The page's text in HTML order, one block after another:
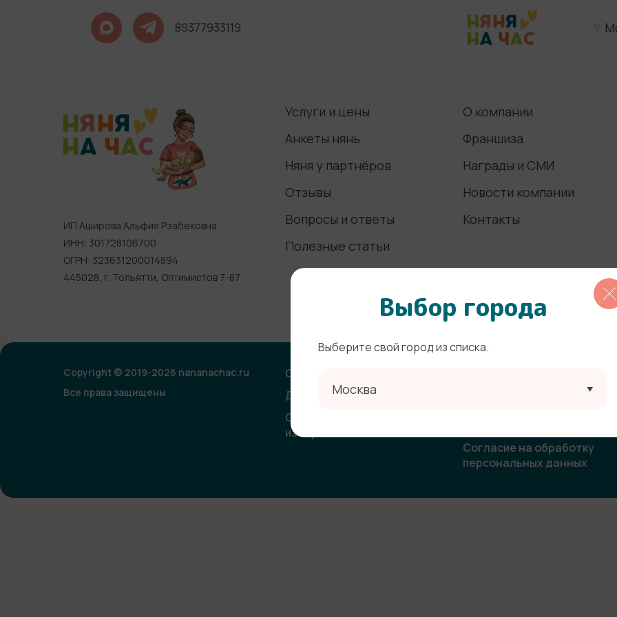
89377933119
ИП Аширова Альфия Рзабековна
ИНН: 301728106700
ОГРН: 323631200014894
445028, г. Тольятти, Оптимистов 7-87
Услуги и цены
Анкеты нянь
Няня у партнёров
Отзывы
Вопросы и ответы
Полезные статьи
О компании
Франшиза
Награды и СМИ
Новости компании
Контакты
Copyright © 2019-2026 nananachac.ru
Все права защищены
Оплата
Договор-оферта
Согласие на использование
изображения
Политика
Согласие на получение
Согласие на обработку
персональных данных
Выбор города
Выберите свой город из списка.
Москва